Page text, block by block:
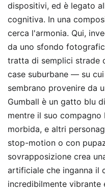
dispositivi, ed è legato
cognitiva. In una
cerca l'armonia. Qui,
da uno sfondo
tratta di semplici strade
case suburbane — su
sembrano provenire da
Gumball è un gatto blu
mentre il suo
morbida, e altri
stop-motion o con
sovrapposizione crea
artificiale che inganna il
incredibilmente vibrante